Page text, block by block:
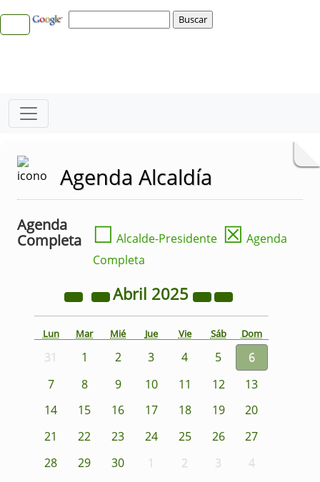
Agenda Alcaldía
Agenda
Completa
☐ Alcalde-Presidente ☒ Agenda
Completa
Abril 2025
Lun Mar Mié Jue Vie Sáb Dom
31 1 2 3 4 5
6
7
8 9 10 11 12
13
14
15 16 17 18 19
20
21
22 23 24 25 26
27
28
29 30 1 2 3 4